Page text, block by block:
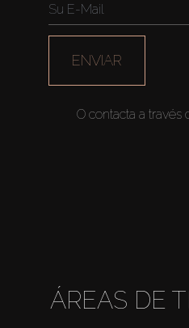
ENVIAR
O contacta a través
ÁREAS DE